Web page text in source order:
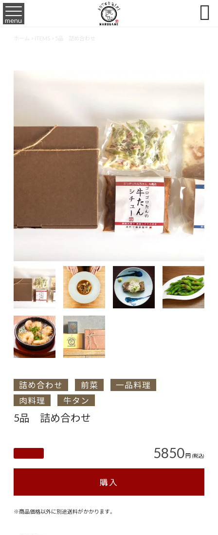
menu 
ホーム ITEMS 5品 詰め合わせ
詰め合わせ 前菜
一品料理
肉料理
牛タン
5品 詰め合わせ
5850円 (税込)
購入
※商品価格以外に別途送料がかかります。